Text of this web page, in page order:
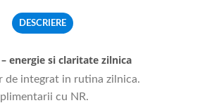
DESCRIERE
energie si claritate zilnica
de integrat in rutina zilnica.
cu NR.